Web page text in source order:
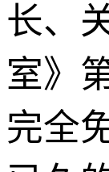
长、
室》
完全